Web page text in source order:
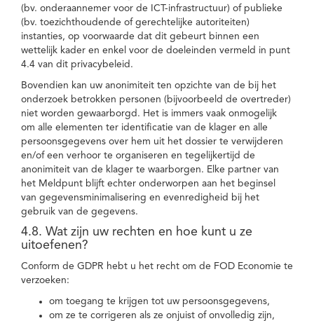
(bv. onderaannemer voor de ICT-infrastructuur) of publieke
(bv. toezichthoudende of gerechtelijke autoriteiten)
instanties, op voorwaarde dat dit gebeurt binnen een
wettelijk kader en enkel voor de doeleinden vermeld in punt
4.4 van dit privacybeleid.
Bovendien kan uw anonimiteit ten opzichte van de bij het
onderzoek betrokken personen (bijvoorbeeld de overtreder)
niet worden gewaarborgd. Het is immers vaak onmogelijk
om alle elementen ter identificatie van de klager en alle
persoonsgegevens over hem uit het dossier te verwijderen
en/of een verhoor te organiseren en tegelijkertijd de
anonimiteit van de klager te waarborgen. Elke partner van
het Meldpunt blijft echter onderworpen aan het beginsel
van gegevensminimalisering en evenredigheid bij het
gebruik van de gegevens.
4.8. Wat zijn uw rechten en hoe kunt u ze
uitoefenen?
Conform de GDPR hebt u het recht om de FOD Economie te
verzoeken:
om toegang te krijgen tot uw persoonsgegevens,
om ze te corrigeren als ze onjuist of onvolledig zijn,